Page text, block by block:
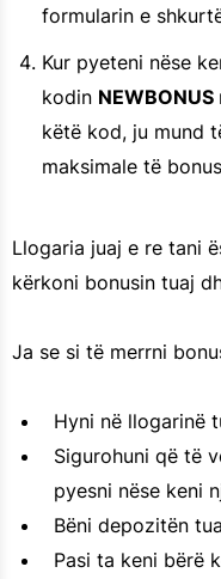
formularin e
Kur pyeteni nëse
kodin NEWBONUS
këtë kod, ju mund
maksimale të
Llogaria juaj e re tani
kërkoni bonusin tuaj
Ja se si të merrni
Hyni në llogarinë
Sigurohuni që të
pyesni nëse keni
Bëni depozitën
Pasi ta keni bërë